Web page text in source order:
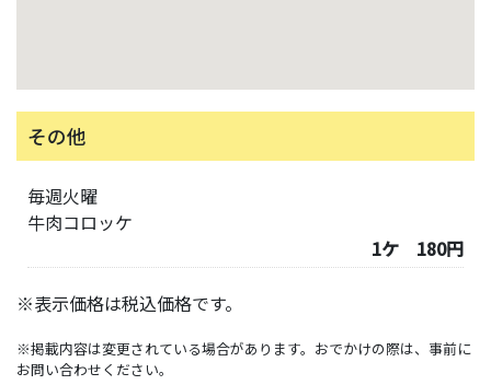
その他
毎週火曜
牛肉コロッケ
1ケ 180円
※表示価格は税込価格です。
※掲載内容は変更されている場合があります。おでかけの際は、事前に
お問い合わせください。